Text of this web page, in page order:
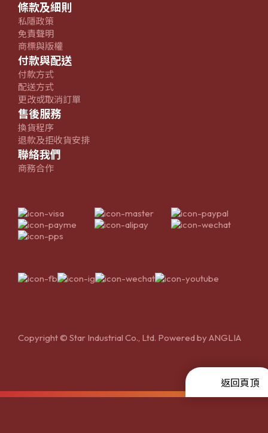
條款及細則
私隱政策
免責聲明
商標與版權
付款與配送
付款方式
配送方式
更改或取消訂單
售後服務
換貨程序
退款及拒收貨安排
聯絡我們
商務合作
Copyright © Star Industrial Co., Ltd. Powered byANGLIA
返回頁頂